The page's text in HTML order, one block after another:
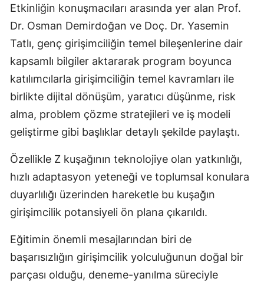
Isparta
Mersin
İzmir
Kars
Kastamonu
Kırklareli
Kırşehir
Kütahya
Etkinliğin konuşmacıları arasında yer alan Prof.
Dr. Osman Demirdoğan ve Doç. Dr. Yasemin
Tatlı, genç girişimciliğin temel bileşenlerine dair
kapsamlı bilgiler aktararak program boyunca
katılımcılarla girişimciliğin temel kavramları ile
birlikte dijital dönüşüm, yaratıcı düşünme, risk
alma, problem çözme stratejileri ve iş modeli
geliştirme gibi başlıklar detaylı şekilde paylaştı.
Özellikle Z kuşağının teknolojiye olan yatkınlığı,
hızlı adaptasyon yeteneği ve toplumsal konulara
duyarlılığı üzerinden hareketle bu kuşağın
girişimcilik potansiyeli ön plana çıkarıldı.
Eğitimin önemli mesajlarından biri de
başarısızlığın girişimcilik yolculuğunun doğal bir
parçası olduğu, deneme-yanılma süreciyle